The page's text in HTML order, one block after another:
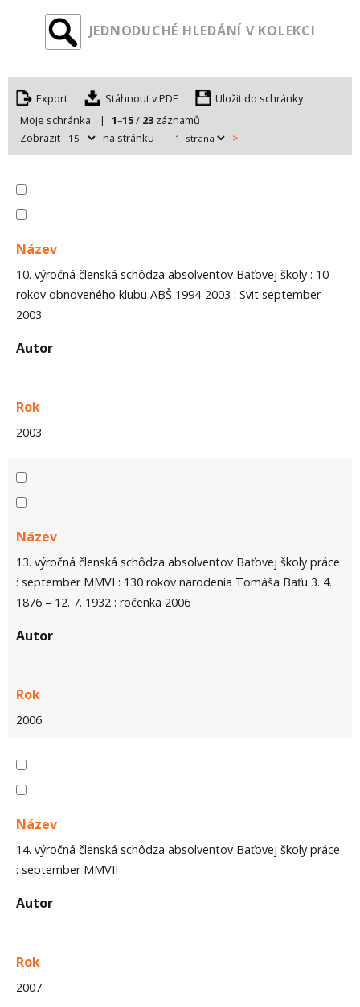
JEDNODUCHÉ HLEDÁNÍ V KOLEKCI
Export
Uložit do schránky
Moje schránka
| 1–15/ 23 záznamů
Zobrazit
na stránku >
Název
10. výročná členská schôdza absolventov Baťovej školy : 10
rokov obnoveného klubu ABŠ 1994-2003 : Svit september
2003
Autor
Rok
2003
Název
13. výročná členská schôdza absolventov Baťovej školy práce
: september MMVI : 130 rokov narodenia Tomáša Baťu 3. 4.
1876 – 12. 7. 1932 : ročenka 2006
Autor
Rok
2006
Název
14. výročná členská schôdza absolventov Baťovej školy práce
: september MMVII
Autor
Rok
2007